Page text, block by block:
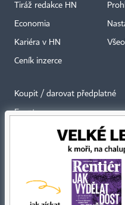
Tiráž redakce HN
Economia
Kariéra v HN
Ceník inzerce
Koupit / darovat předplatné
Eventy
Newslettery
Autorská práva vykonává